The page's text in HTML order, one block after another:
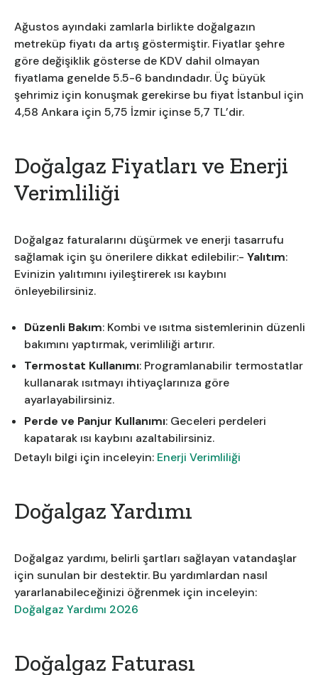
Ağustos ayındaki zamlarla birlikte doğalgazın
metreküp fiyatı da artış göstermiştir. Fiyatlar şehre
göre değişiklik gösterse de KDV dahil olmayan
fiyatlama genelde 5.5-6 bandındadır. Üç büyük
şehrimiz için konuşmak gerekirse bu fiyat İstanbul için
4,58 Ankara için 5,75 İzmir içinse 5,7 TL’dir.
Doğalgaz Fiyatları ve Enerji
Verimliliği
Doğalgaz faturalarını düşürmek ve enerji tasarrufu
sağlamak için şu önerilere dikkat edilebilir:- Yalıtım:
Evinizin yalıtımını iyileştirerek ısı kaybını
önleyebilirsiniz.
Düzenli Bakım: Kombi ve ısıtma sistemlerinin düzenli
bakımını yaptırmak, verimliliği artırır.
Termostat Kullanımı: Programlanabilir termostatlar
kullanarak ısıtmayı ihtiyaçlarınıza göre
ayarlayabilirsiniz.
Perde ve Panjur Kullanımı: Geceleri perdeleri
kapatarak ısı kaybını azaltabilirsiniz.
Detaylı bilgi için inceleyin: Enerji Verimliliği
Doğalgaz Yardımı
Doğalgaz yardımı, belirli şartları sağlayan vatandaşlar
için sunulan bir destektir. Bu yardımlardan nasıl
yararlanabileceğinizi öğrenmek için inceleyin:
Doğalgaz Yardımı 2026
Doğalgaz Faturası